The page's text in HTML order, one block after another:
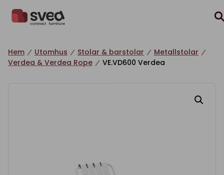
Hem Utomhus Stolar & barstolar
Metallstolar
Verdea & Verdea Rope
VE.VD600 Verdea